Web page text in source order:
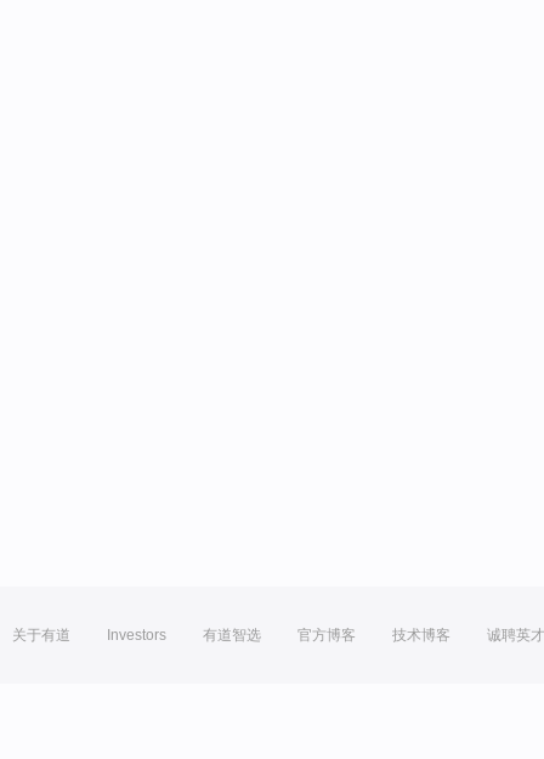
关于有道 Investors 有道智选 官方博客 技术博客 诚聘英才